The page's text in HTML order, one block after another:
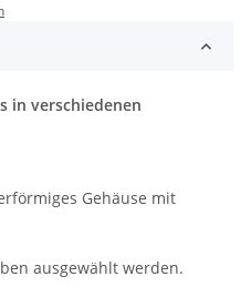
in verschiedenen
Gehäuse mit
ausgewählt werden.